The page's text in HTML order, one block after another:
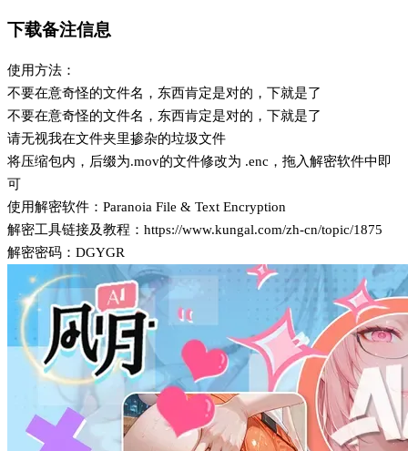
下载备注信息
使用方法：
不要在意奇怪的文件名，东西肯定是对的，下就是了
不要在意奇怪的文件名，东西肯定是对的，下就是了
请无视我在文件夹里掺杂的垃圾文件
将压缩包内，后缀为.mov的文件修改为 .enc，拖入解密软件中即
可
使用解密软件：Paranoia File & Text Encryption
解密工具链接及教程：https://www.kungal.com/zh-cn/topic/1875
解密密码：DGYGR